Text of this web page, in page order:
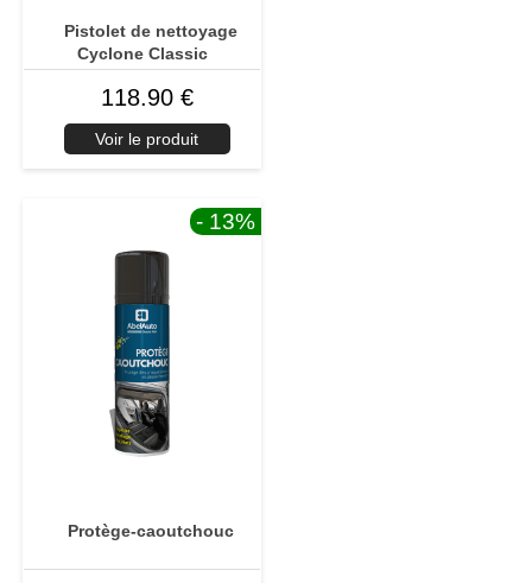
Pistolet de nettoyage
Cyclone Classic
118.90 €
Voir le produit
- 13%
Protège-caoutchouc